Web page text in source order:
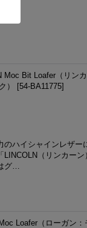
Bit Loafer（リン
）
[54-BA11775]
ハイシャインレザー
（リンカー
グ…
Loafer（ローガン